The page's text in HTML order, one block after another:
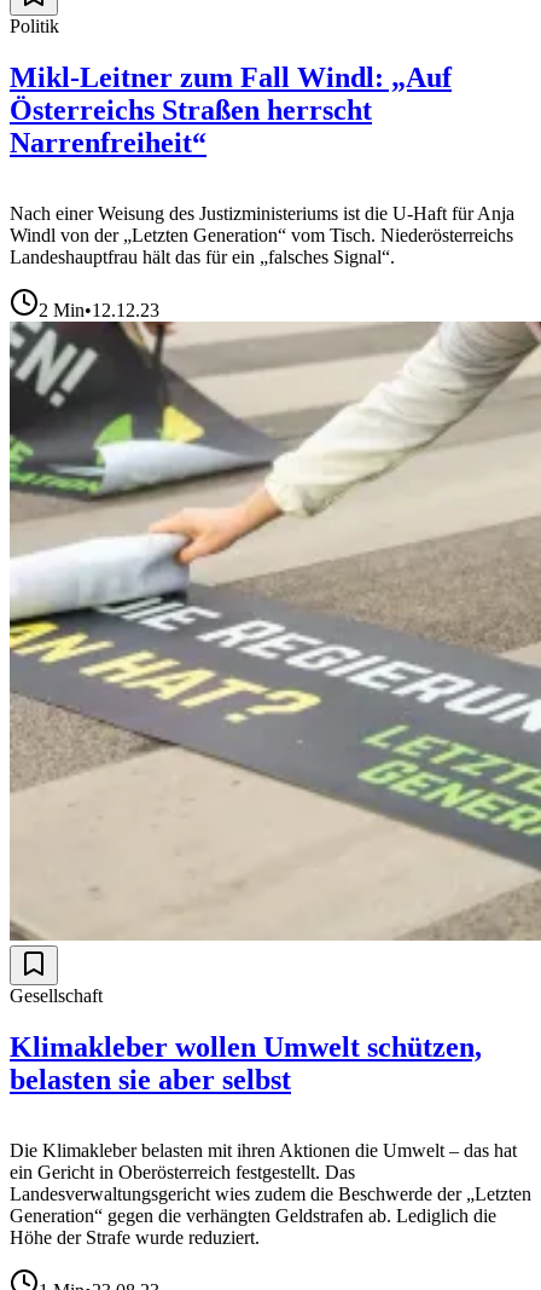
Politik
Mikl-Leitner zum Fall Windl: „Auf
Österreichs Straßen herrscht
Narrenfreiheit“
Nach einer Weisung des Justizministeriums ist die U-Haft für Anja
Windl von der „Letzten Generation“ vom Tisch. Niederösterreichs
Landeshauptfrau hält das für ein „falsches Signal“.
2 Min•12.12.23
Gesellschaft
Klimakleber wollen Umwelt schützen,
belasten sie aber selbst
Die Klimakleber belasten mit ihren Aktionen die Umwelt – das hat
ein Gericht in Oberösterreich festgestellt. Das
Landesverwaltungsgericht wies zudem die Beschwerde der „Letzten
Generation“ gegen die verhängten Geldstrafen ab. Lediglich die
Höhe der Strafe wurde reduziert.